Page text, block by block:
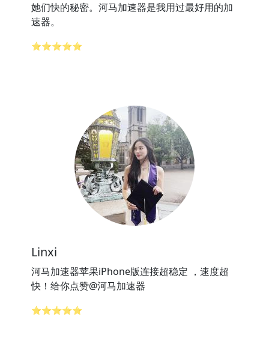
她们快的秘密。河马加速器是我用过最好用的加
速器。
⭐⭐⭐⭐⭐
Linxi
河马加速器苹果iPhone版连接超稳定 ，速度超
快！给你点赞@河马加速器
⭐⭐⭐⭐⭐